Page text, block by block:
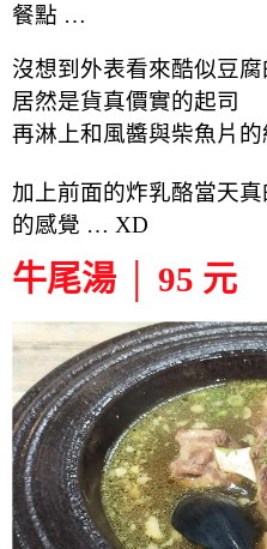
餐點 …
沒想到外表看來酷似豆
居然是貨真價實的起司
再淋上和風醬與柴魚片的
加上前面的炸乳酪當天
的感覺 … XD
牛尾湯 │ 95 元